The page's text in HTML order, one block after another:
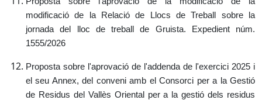
modificació de la Relació de Llocs de Treball sobre la
jornada del lloc de treball de Gruista.
Expedient núm.
1555/2026
Proposta sobre l'aprovació de l'addenda de l'exercici 2025 i
el seu Annex, del conveni amb el Consorci per a la Gestió
de Residus del Vallès Oriental per a la gestió dels residus